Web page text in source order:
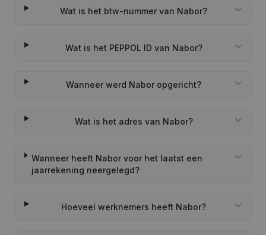
Wat is het btw-nummer van Nabor?
Wat is het PEPPOL ID van Nabor?
Wanneer werd Nabor opgericht?
Wat is het adres van Nabor?
Wanneer heeft Nabor voor het laatst een
jaarrekening neergelegd?
Hoeveel werknemers heeft Nabor?